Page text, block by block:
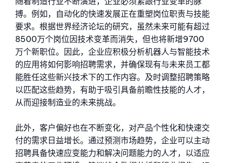
搏。例如，自动化的快速发展正在重塑岗位职责与技能
要求。根据世界经济论坛的研究，虽然未来可能有超过
8500万个岗位因技术变革而消失，但也将新增9700
万个新职位。因此，企业应积极分析机器人与智能技术
的应用将如何影响招聘需求，并确保现有与未来员工都
能胜任这些新兴技术下的工作内容。及时调整招聘策略
以匹配这些趋势，有助于吸引具备前瞻性技能的人才，
从而迎接制造业的未来挑战。
此外，客户偏好也在不断变化，对产品个性化和快速交
付的需求日益增长。通过预测市场趋势，企业可以主动
招聘具备快速应变能力和解决问题能力的人才，以适应